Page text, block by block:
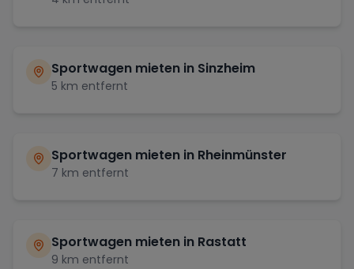
Sportwagen mieten in Sinzheim
5 km entfernt
Sportwagen mieten in Rheinmünster
7 km entfernt
Sportwagen mieten in Rastatt
9 km entfernt